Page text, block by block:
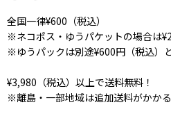
全国一律¥600（税込）
※ネコポス・ゆうパケットの場合は
※ゆうパックは別途¥600円（税込）
¥3,980（税込）以上で送料無料！
※離島・一部地域は追加送料がかかる